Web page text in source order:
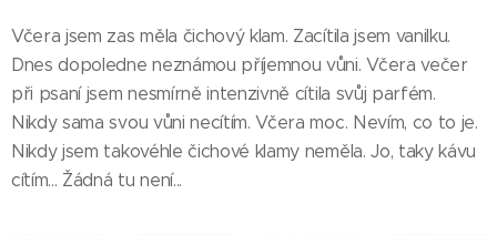
Včera jsem zas měla čichový klam. Zacítila jsem vanilku.
Dnes dopoledne neznámou příjemnou vůni. Včera večer
při psaní jsem nesmírně intenzivně cítila svůj parfém.
Nikdy sama svou vůni necítím. Včera moc. Nevím, co to je.
Nikdy jsem takovéhle čichové klamy neměla. Jo, taky kávu
cítím... Žádná tu není...
Chlebové
bagety